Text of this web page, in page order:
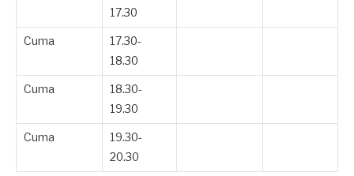
17.30
Cuma
17.30-
18.30
Cuma
18.30-
19.30
Cuma
19.30-
20.30